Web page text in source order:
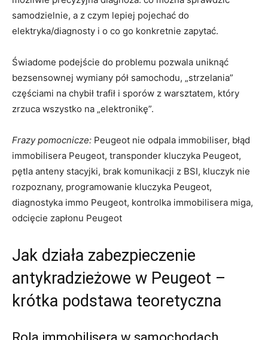
samodzielnie, a z czym lepiej pojechać do
elektryka/diagnosty i o co go konkretnie zapytać.
Świadome podejście do problemu pozwala uniknąć
bezsensownej wymiany pół samochodu, „strzelania”
częściami na chybił trafił i sporów z warsztatem, który
zrzuca wszystko na „elektronikę”.
Frazy pomocnicze: Peugeot nie odpala immobiliser, błąd
immobilisera Peugeot, transponder kluczyka Peugeot,
pętla anteny stacyjki, brak komunikacji z BSI, kluczyk nie
rozpoznany, programowanie kluczyka Peugeot,
diagnostyka immo Peugeot, kontrolka immobilisera miga,
odcięcie zapłonu Peugeot
Jak działa zabezpieczenie
antykradzieżowe w Peugeot –
krótka podstawa teoretyczna